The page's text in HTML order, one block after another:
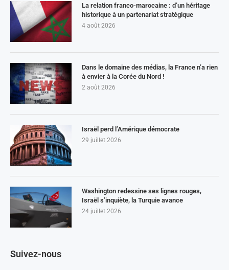
La relation franco-marocaine : d’un héritage
historique à un partenariat stratégique
4 août 2026
Dans le domaine des médias, la France n’a rien
à envier à la Corée du Nord !
2 août 2026
Israël perd l’Amérique démocrate
29 juillet 2026
Washington redessine ses lignes rouges,
Israël s’inquiète, la Turquie avance
24 juillet 2026
Suivez-nous